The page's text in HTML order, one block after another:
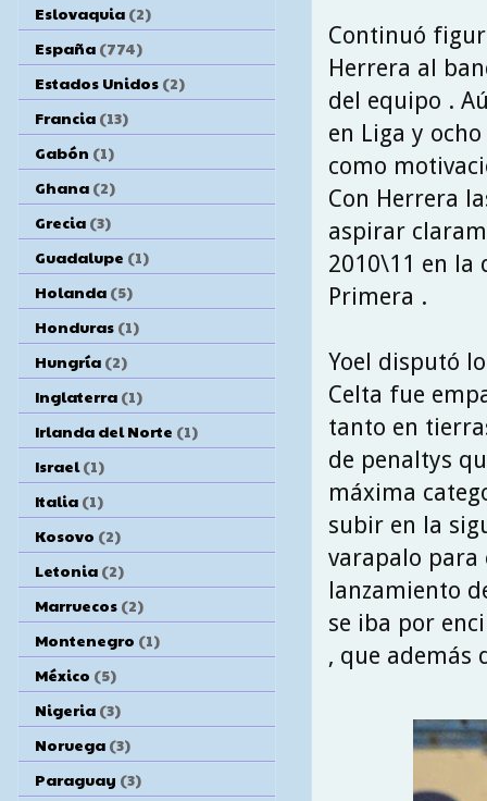
Continuó
Herrera al
del equipo .
en Liga y
como
Con Herrera
aspirar
2010\11 en la
Primera .
Yoel disputó
Celta fue
tanto en
de penaltys
máxima
subir en la
varapalo para
lanzamiento
se iba por
, que además
Eslovaquia (2)
España (774)
Estados Unidos (2)
Francia (13)
Gabón (1)
Ghana (2)
Grecia (3)
Guadalupe (1)
Holanda (5)
Honduras (1)
Hungría (2)
Inglaterra (1)
Irlanda del Norte (1)
Israel (1)
Italia (1)
Kosovo (2)
Letonia (2)
Marruecos (2)
Montenegro (1)
México (5)
Nigeria (3)
Noruega (3)
Paraguay (3)